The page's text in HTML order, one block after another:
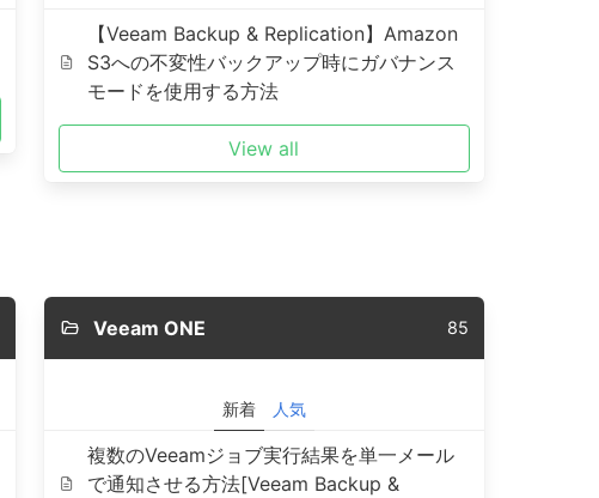
【Veeam Backup & Replication】Amazon
S3への不変性バックアップ時にガバナンス
モードを使用する方法
View all
Veeam ONE 85
新着 人気
複数のVeeamジョブ実行結果を単一メール
で通知させる方法[Veeam Backup &